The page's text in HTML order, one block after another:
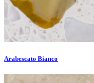
Arabescato Bianco